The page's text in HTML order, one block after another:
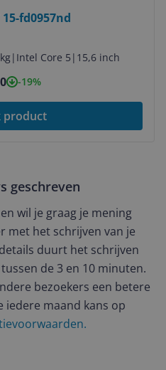
fd0957nd
| Intel Core 5 | 15,6 inch
-19%
product
geschreven
wil je graag je mening
met het schrijven van je
duurt het schrijven
de 3 en 10 minuten.
bezoekers een betere
iedere maand kans op